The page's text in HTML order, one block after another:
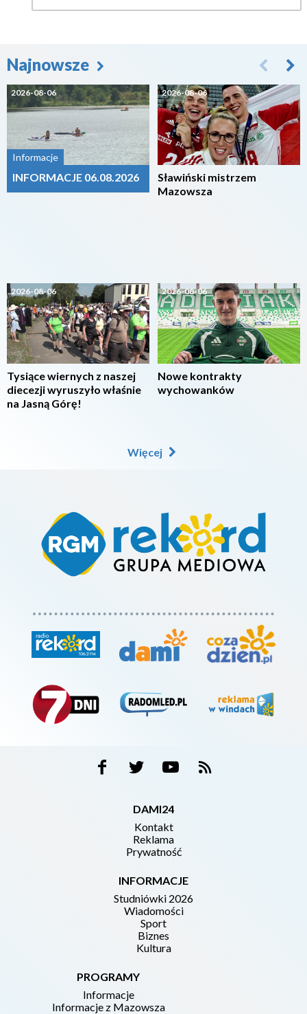
Najnowsze
2026-08-06
Informacje
INFORMACJE 06.08.2026
2026-08-06
Tysiące wiernych z naszej
diecezji wyruszyło właśnie
na Jasną Górę!
2026-08-06
Sławiński mistrzem
Mazowsza
2026-08-06
Nowe kontrakty
wychowanków
Więcej
DAMI24
Kontakt
Reklama
Prywatność
INFORMACJE
Studniówki 2026
Wiadomości
Sport
Biznes
Kultura
PROGRAMY
Informacje
Informacje z Mazowsza